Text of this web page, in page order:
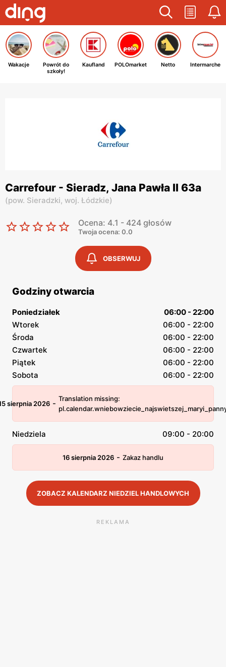
Wakacje
Powrót do
szkoły!
Kaufland POLOmarket Netto Intermarche
Carrefour - Sieradz, Jana Pawła II 63a
(pow. Sieradzki, woj. Łódzkie)
Ocena: 4.1 - 424 głosów
Twoja ocena: 0.0
OBSERWUJ
Godziny otwarcia
Poniedziałek
06:00 - 22:00
Wtorek
06:00 - 22:00
Środa
06:00 - 22:00
Czwartek
06:00 - 22:00
Piątek
06:00 - 22:00
Sobota
06:00 - 22:00
sierpnia 2026 - Translation missing:
Niedziela 09:00 - 20:00
16 sierpnia 2026 - Zakaz handlu
ZOBACZ KALENDARZ NIEDZIEL HANDLOWYCH
REKLAMA